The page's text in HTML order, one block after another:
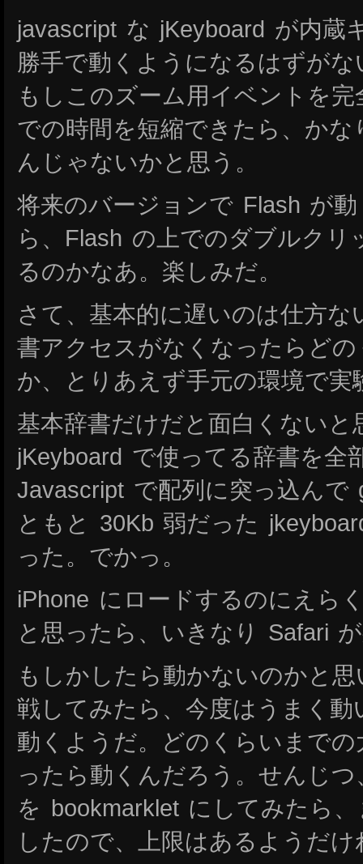
javascript な jKeyboard が内蔵
勝手で動くようになるはずが
もしこのズーム用イベントを
での時間を短縮できたら、か
んじゃないかと思う。
将来のバージョンで Flash が
ら、Flash の上でのダブルクリ
るのかなあ。楽しみだ。
さて、基本的に遅いのは仕方
書アクセスがなくなったらど
か、とりあえず手元の環境で実
基本辞書だけだと面白くない
jKeyboard で使ってる辞書を全
Javascript で配列に突っ込んで
ともと 30Kb 弱だった
った。でかっ。
iPhone にロードするのにえら
と思ったら、いきなり Safari
もしかしたら動かないのかと
戦してみたら、今度はうまく
動くようだ。どのくらいまで
ったら動くんだろう。せんじ
を bookmarklet にしてみたら
したので、上限はあるようだけ